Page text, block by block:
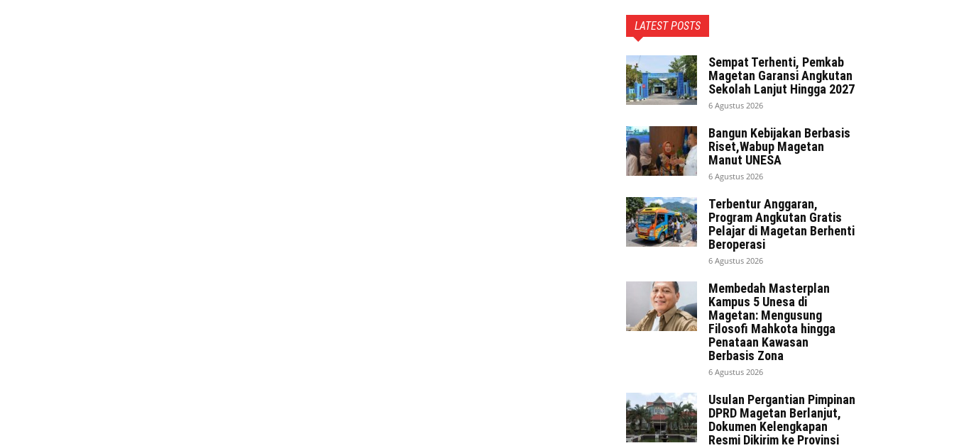
LATEST POSTS
Sempat Terhenti, Pemkab
Magetan Garansi Angkutan
Sekolah Lanjut Hingga 2027
6 Agustus 2026
Bangun Kebijakan Berbasis
Riset,Wabup Magetan
Manut UNESA
6 Agustus 2026
Terbentur Anggaran,
Program Angkutan Gratis
Pelajar di Magetan Berhenti
Beroperasi
6 Agustus 2026
Membedah Masterplan
Kampus 5 Unesa di
Magetan: Mengusung
Filosofi Mahkota hingga
Penataan Kawasan
Berbasis Zona
6 Agustus 2026
Usulan Pergantian Pimpinan
DPRD Magetan Berlanjut,
Dokumen Kelengkapan
Resmi Dikirim ke Provinsi